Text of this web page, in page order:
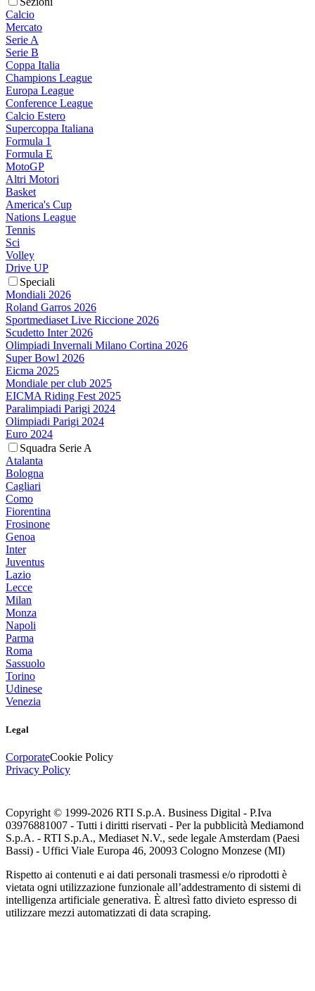
Calcio
Mercato
Serie A
Serie B
Coppa Italia
Champions League
Europa League
Conference League
Calcio Estero
Supercoppa Italiana
Formula 1
Formula E
MotoGP
Altri Motori
Basket
America's Cup
Nations League
Tennis
Sci
Volley
Drive UP
Speciali
Mondiali 2026
Roland Garros 2026
Sportmediaset Live Riccione 2026
Scudetto Inter 2026
Olimpiadi Invernali Milano Cortina 2026
Super Bowl 2026
Eicma 2025
Mondiale per club 2025
EICMA Riding Fest 2025
Paralimpiadi Parigi 2024
Olimpiadi Parigi 2024
Euro 2024
Squadra Serie A
Atalanta
Bologna
Cagliari
Como
Fiorentina
Frosinone
Genoa
Inter
Juventus
Lazio
Lecce
Milan
Monza
Napoli
Parma
Roma
Sassuolo
Torino
Udinese
Venezia
Legal
CorporateCookie Policy
Privacy Policy
Copyright © 1999-2026 RTI S.p.A. Business Digital - P.Iva
03976881007 - Tutti i diritti riservati - Per la pubblicità Mediamond
S.p.A. - RTI S.p.A., Mediaset N.V., sede legale Amsterdam (Paesi
Bassi) - Uffici Viale Europa 46, 20093 Cologno Monzese (MI)
Rispetto ai contenuti e ai dati personali trasmessi e/o riprodotti è
vietata ogni utilizzazione funzionale all’addestramento di sistemi di
intelligenza artificiale generativa. È altresì fatto divieto espresso di
utilizzare mezzi automatizzati di data scraping.